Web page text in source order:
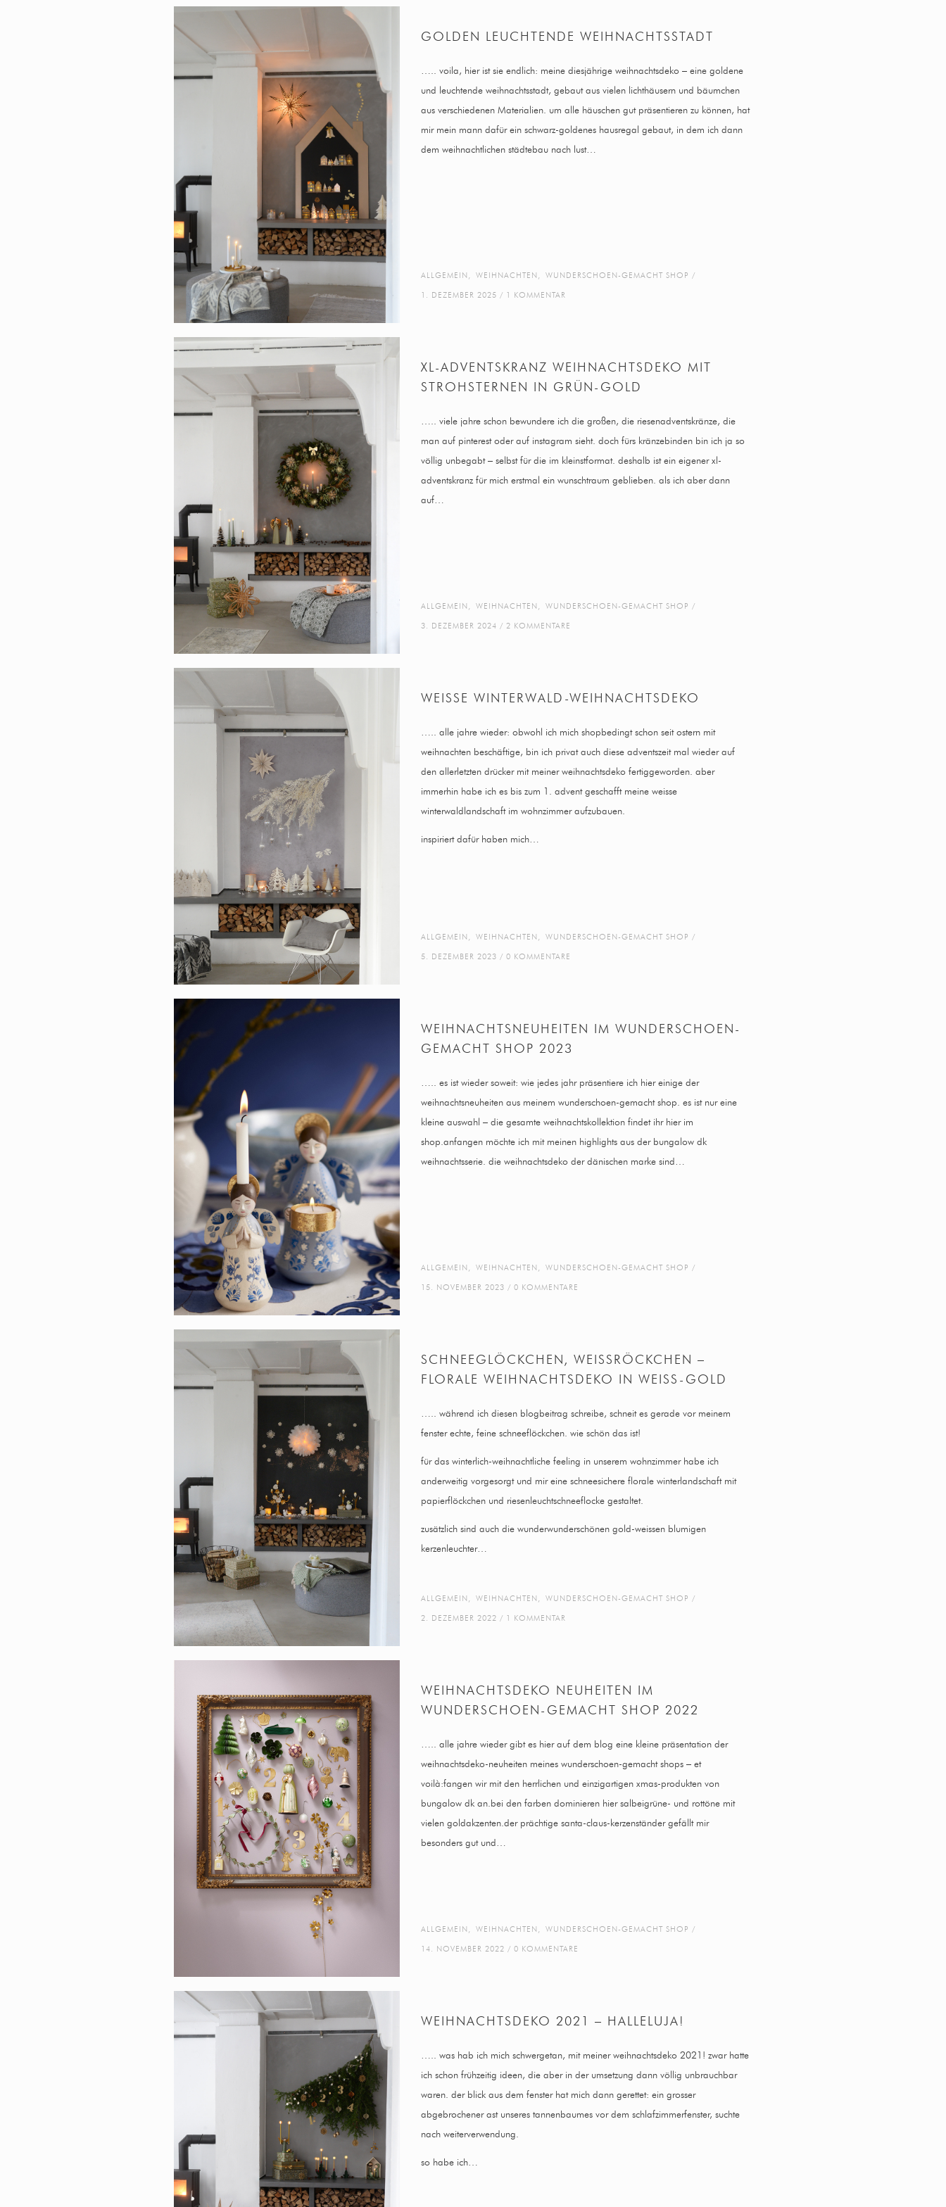
GOLDEN LEUCHTENDE WEIHNACHTSSTADT
….. voila, hier ist sie endlich: meine diesjährige weihnachtsdeko – eine goldene
und leuchtende weihnachtsstadt, gebaut aus vielen lichthäusern und bäumchen
aus verschiedenen Materialien. um alle häuschen gut präsentieren zu können, hat
mir mein mann dafür ein schwarz-goldenes hausregal gebaut, in dem ich dann
dem weihnachtlichen städtebau nach lust…
ALLGEMEIN WEIHNACHTEN WUNDERSCHOEN-GEMACHT SHOP
1. DEZEMBER 2025 1 KOMMENTAR
XL-ADVENTSKRANZ WEIHNACHTSDEKO MIT
STROHSTERNEN IN GRÜN-GOLD
….. viele jahre schon bewundere ich die großen, die riesenadventskränze, die
man auf pinterest oder auf instagram sieht. doch fürs kränzebinden bin ich ja so
völlig unbegabt – selbst für die im kleinstformat. deshalb ist ein eigener xl-
adventskranz für mich erstmal ein wunschtraum geblieben. als ich aber dann
auf…
ALLGEMEIN WEIHNACHTEN WUNDERSCHOEN-GEMACHT SHOP
3. DEZEMBER 2024 2 KOMMENTARE
WEISSE WINTERWALD-WEIHNACHTSDEKO
….. alle jahre wieder: obwohl ich mich shopbedingt schon seit ostern mit
weihnachten beschäftige, bin ich privat auch diese adventszeit mal wieder auf
den allerletzten drücker mit meiner weihnachtsdeko fertiggeworden. aber
immerhin habe ich es bis zum 1. advent geschafft meine weisse
winterwaldlandschaft im wohnzimmer aufzubauen.
inspiriert dafür haben mich…
ALLGEMEIN WEIHNACHTEN WUNDERSCHOEN-GEMACHT SHOP
5. DEZEMBER 2023 0 KOMMENTARE
WEIHNACHTSNEUHEITEN IM WUNDERSCHOEN-
GEMACHT SHOP 2023
….. es ist wieder soweit: wie jedes jahr präsentiere ich hier einige der
weihnachtsneuheiten aus meinem wunderschoen-gemacht shop. es ist nur eine
kleine auswahl – die gesamte weihnachtskollektion findet ihr hier im
shop.anfangen möchte ich mit meinen highlights aus der bungalow dk
weihnachtsserie. die weihnachtsdeko der dänischen marke sind…
ALLGEMEIN WEIHNACHTEN WUNDERSCHOEN-GEMACHT SHOP
15. NOVEMBER 2023 0 KOMMENTARE
SCHNEEGLÖCKCHEN, WEISSRÖCKCHEN –
FLORALE WEIHNACHTSDEKO IN WEISS-GOLD
….. während ich diesen blogbeitrag schreibe, schneit es gerade vor meinem
fenster echte, feine schneeflöckchen. wie schön das ist!
für das winterlich-weihnachtliche feeling in unserem wohnzimmer habe ich
anderweitig vorgesorgt und mir eine schneesichere florale winterlandschaft mit
papierflöckchen und riesenleuchtschneeflocke gestaltet.
zusätzlich sind auch die wunderwunderschönen gold-weissen blumigen
kerzenleuchter…
ALLGEMEIN WEIHNACHTEN WUNDERSCHOEN-GEMACHT SHOP
2. DEZEMBER 2022 1 KOMMENTAR
WEIHNACHTSDEKO NEUHEITEN IM
WUNDERSCHOEN-GEMACHT SHOP 2022
….. alle jahre wieder gibt es hier auf dem blog eine kleine präsentation der
weihnachtsdeko-neuheiten meines wunderschoen-gemacht shops – et
voilà:fangen wir mit den herrlichen und einzigartigen xmas-produkten von
bungalow dk an.bei den farben dominieren hier salbeigrüne- und rottöne mit
vielen goldakzenten.der prächtige santa-claus-kerzenständer gefällt mir
besonders gut und…
ALLGEMEIN WEIHNACHTEN WUNDERSCHOEN-GEMACHT SHOP
14. NOVEMBER 2022 0 KOMMENTARE
WEIHNACHTSDEKO 2021 – HALLELUJA!
….. was hab ich mich schwergetan, mit meiner weihnachtsdeko 2021! zwar hatte
ich schon frühzeitig ideen, die aber in der umsetzung dann völlig unbrauchbar
waren. der blick aus dem fenster hat mich dann gerettet: ein grosser
abgebrochener ast unseres tannenbaumes vor dem schlafzimmerfenster, suchte
nach weiterverwendung.
so habe ich…